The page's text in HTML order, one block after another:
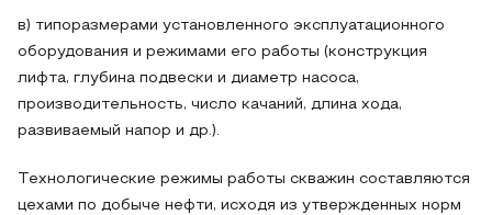
в) типоразмерами установленного эксплуатационного
оборудования и режимами его работы (конструкция
лифта, глубина подвески и диаметр насоса,
производительность, число качаний, длина хода,
развиваемый напор и др.).
Технологические режимы работы скважин составляются
цехами по добыче нефти, исходя из утвержденных норм